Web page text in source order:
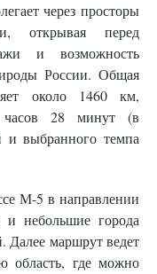
через просторы
открывая перед
и возможность
России. Общая
около 1460 км,
часов 28 минут (в
и выбранного темпа
М-5 в направлении
и небольшие города
Далее маршрут ведет
область, где можно